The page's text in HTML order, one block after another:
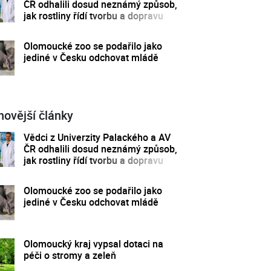
ČR odhalili dosud neznámý způsob,
jak rostliny řídí tvorbu a dopravu
Olomoucké zoo se podařilo jako
jediné v Česku odchovat mládě
články
Vědci z Univerzity Palackého a AV
ČR odhalili dosud neznámý způsob,
jak rostliny řídí tvorbu a dopravu
Olomoucké zoo se podařilo jako
jediné v Česku odchovat mládě
Olomoucký kraj vypsal dotaci na
péči o stromy a zeleň